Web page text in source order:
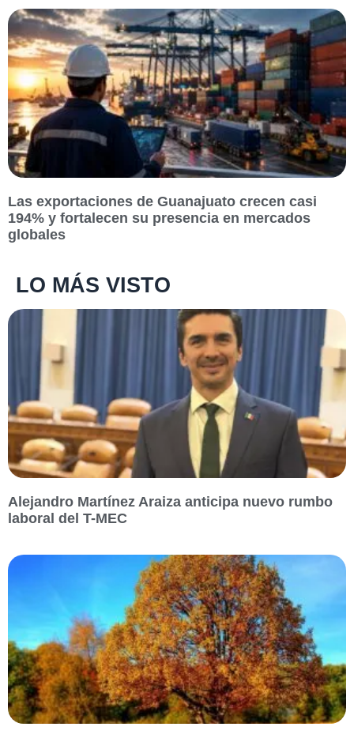
Las exportaciones de Guanajuato crecen casi
194% y fortalecen su presencia en mercados
globales
LO MÁS VISTO
Alejandro Martínez Araiza anticipa nuevo rumbo
laboral del T-MEC